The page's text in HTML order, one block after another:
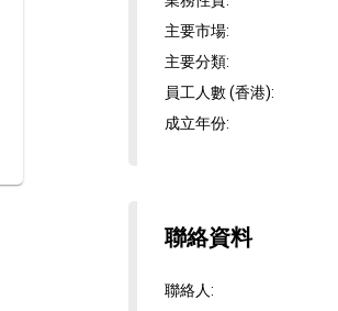
主要市場:
主要分類:
員工人數 (香港):
成立年份:
聯絡資料
聯絡人: